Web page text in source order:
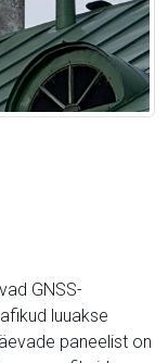
GNSS-
luuakse
paneelist on